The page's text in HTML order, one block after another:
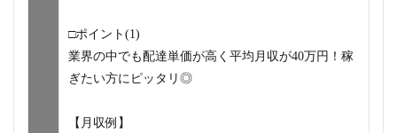
□ポイント(1)
業界の中でも配達単価が高く平均月収が40万円！稼
ぎたい方にピッタリ◎
【月収例】